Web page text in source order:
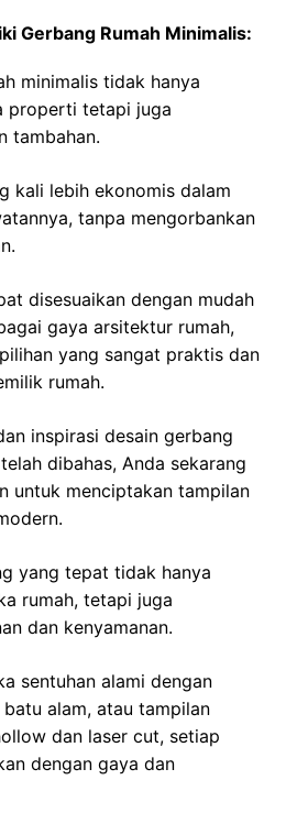
Gerbang Rumah Minimalis:
minimalis tidak hanya
properti tetapi juga
tambahan.
kali lebih ekonomis dalam
tanpa mengorbankan
disesuaikan dengan mudah
gaya arsitektur rumah,
yang sangat praktis dan
rumah.
inspirasi desain gerbang
dibahas, Anda sekarang
untuk menciptakan tampilan
yang tepat tidak hanya
rumah, tetapi juga
dan kenyamanan.
sentuhan alami dengan
alam, atau tampilan
dan laser cut, setiap
dengan gaya dan